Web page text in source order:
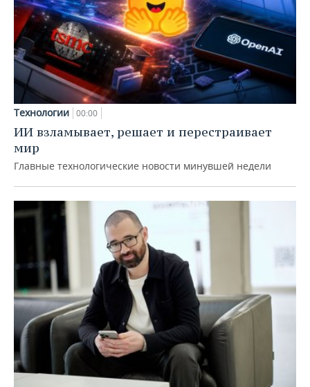
Технологии 00:00
ИИ взламывает, решает и перестраивает
мир
Главные технологические новости минувшей недели